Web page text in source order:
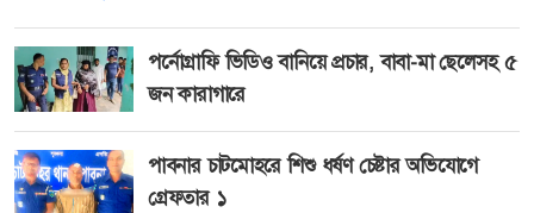
পর্নোগ্রাফি ভিডিও বানিয়ে প্রচার, বাবা-মা ছেলেসহ ৫
জন কারাগারে
পাবনার চাটমোহরে শিশু ধর্ষণ চেষ্টার অভিযোগে
গ্রেফতার ১